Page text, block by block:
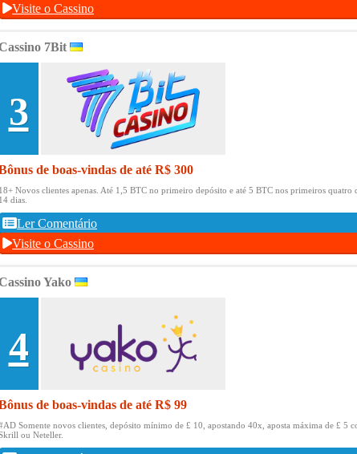
Visite o Cassino
7Bit
3
de boas-vindas de até R$ 300
Novos clientes apenas. Até 1,5 BTC no primeiro depósito e até 5 BTC nos primeiros quatro
dias.
Ler Comentário
Visite o Cassino
Yako
4
de boas-vindas de até R$ 99
Somente novos clientes, depósito mínimo de £ 10, apostando 40x, aposta máxima de £ 5
ou Neteller.